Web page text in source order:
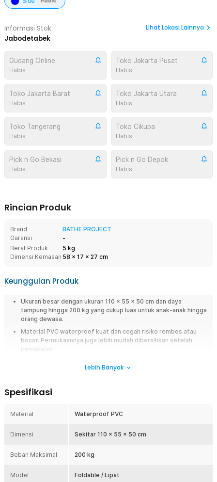
Informasi Stok:
Jabodetabek
Lihat Lokasi Lainnya
Gudang Online
Habis
Toko Jakarta Pusat
Habis
Toko Jakarta Barat
Habis
Toko Jakarta Utara
Habis
Toko Tangerang
Habis
Toko Cikupa
Habis
Pick n Go Bekasi
Habis
Pick n Go Depok
Habis
Rincian Produk
Brand
BATHE PROJECT
Garansi
-
Berat Produk
5 kg
Dimensi Kemasan 58 x 17 x 27 cm
Keunggulan Produk
Ukuran besar dengan ukuran 110 x 55 x 50 cm dan daya
tampung hingga 200 kg yang cukup luas untuk anak-anak hingga
orang dewasa.
Material PVC waterproof kuat dan cegah risiko rembes atau
bocor. Permukaannya juga lebih mudah dibersihkan setelah
pemakaian.
di mana saja. Cocok untuk area yang terbatas.
Overview
spa tapi rumah tidak punya ruang besar? Kini Anda tetap bisa menikmati
setelah dipakai membuat produk ini cocok untuk rumah modern,
yang ingin punya bathtub portable tanpa renovasi mahal.
Fitur
Lebih Banyak
Spesifikasi
Material Waterproof PVC
Dimensi Sekitar 110 x 55 x 50 cm
Beban Maksimal 200 kg
Model Foldable / Lipat